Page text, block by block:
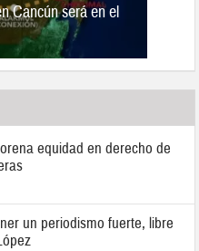
Cancún será en el
equidad en derecho de
un periodismo fuerte, libre